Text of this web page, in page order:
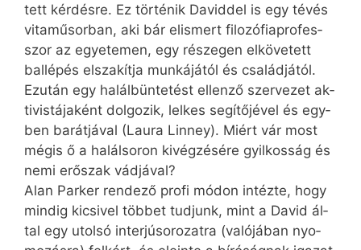
tett kér­dés­re. Ez tör­té­nik Daviddel is egy té­vés
vi­ta­mű­sor­ban, aki bár el­is­mert fi­lo­zó­fia­pro­fes­­
szor az egye­te­men, egy ré­sze­gen el­kö­ve­tett
bal­lé­pés el­sza­kít­ja mun­ká­já­tól és csa­lád­já­tól.
Ez­után egy ha­lál­bün­te­tést el­len­ző szer­ve­zet ak­
ti­vis­tá­ja­ként dol­go­zik, lel­kes se­gí­tő­jé­vel és egy­
ben ba­rát­já­val (La­u­ra Linney). Mi­ért vár most
még­is ő a ha­lál­so­ron ki­vég­zé­sé­re gyil­kos­ság és
ne­mi erő­szak vád­já­val?
Alan Parker ren­de­ző pro­fi mó­don in­téz­te, hogy
min­dig ki­csi­vel töb­bet tud­junk, mint a David ál­
tal egy utol­só in­ter­jú­so­ro­zat­ra (va­ló­já­ban nyo­